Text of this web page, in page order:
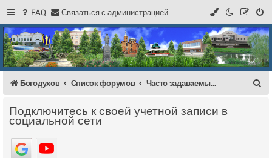
FAQ Связаться с администрацией
Регистрация
Форум Богодухова
Богодухов
Богодухов Список форумов Часто задаваемые вопросы
Подключитесь к своей учетной записи в
социальной сети